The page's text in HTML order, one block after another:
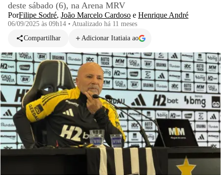
deste sábado (6), na Arena MRV
PorFilipe Sodré, João Marcelo Cardoso e Henrique André
06/09/2025 às 09h14 • Atualizado há 11 meses
Compartilhar
Adicionar Itatiaia ao